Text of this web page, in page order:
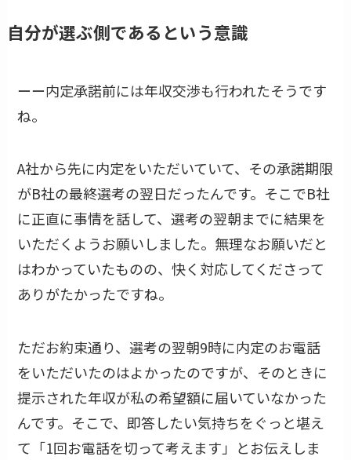
自分が選ぶ側であるという意識
ーー内定承諾前には年収交渉も行われたそうです
ね。
A社から先に内定をいただいていて、その承諾期限
がB社の最終選考の翌日だったんです。そこでB社
に正直に事情を話して、選考の翌朝までに結果を
いただくようお願いしました。無理なお願いだと
はわかっていたものの、快く対応してくださって
ありがたかったですね。
ただお約束通り、選考の翌朝9時に内定のお電話
をいただいたのはよかったのですが、そのときに
提示された年収が私の希望額に届いていなかった
んです。そこで、即答したい気持ちをぐっと堪え
て「1回お電話を切って考えます」とお伝えしま